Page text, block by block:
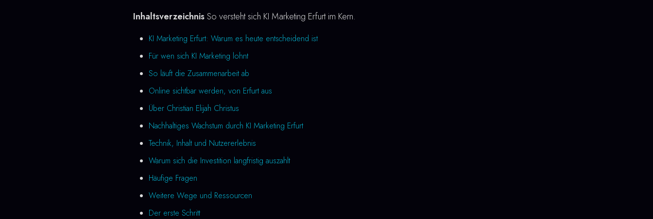
InhaltsverzeichnisSo versteht sich KI Marketing Erfurt im Kern.
KI Marketing Erfurt: Warum es heute entscheidend ist
Für wen sich KI Marketing lohnt
So läuft die Zusammenarbeit ab
Online sichtbar werden, von Erfurt aus
Über Christian Elijah Christus
Nachhaltiges Wachstum durch KI Marketing Erfurt
Technik, Inhalt und Nutzererlebnis
Warum sich die Investition langfristig auszahlt
Häufige Fragen
Weitere Wege und Ressourcen
Der erste Schritt